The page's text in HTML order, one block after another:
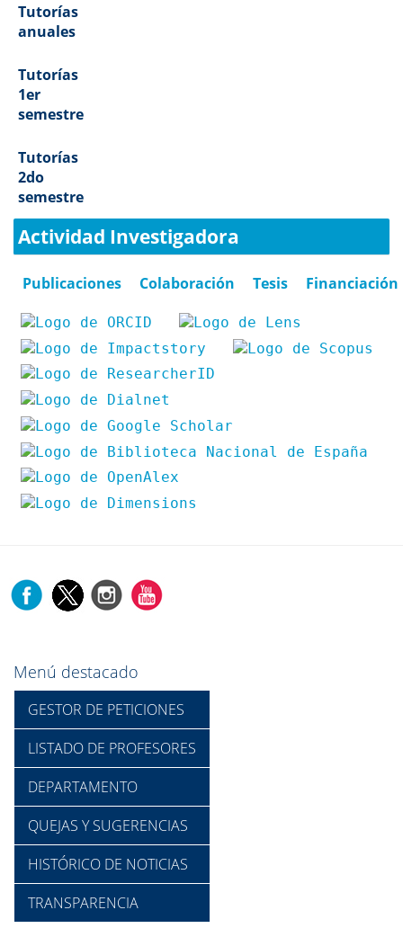
Tutorías
anuales
Tutorías
1er
semestre
Tutorías
2do
semestre
Actividad Investigadora
Publicaciones Colaboración Tesis Financiación
Menú destacado
GESTOR DE PETICIONES
LISTADO DE PROFESORES
DEPARTAMENTO
QUEJAS Y SUGERENCIAS
HISTÓRICO DE NOTICIAS
TRANSPARENCIA